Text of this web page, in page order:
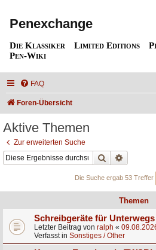
Penexchange
Die Klassiker Limited Editions
Pen-Wiki
FAQ
Foren-Übersicht
Aktive Themen
Zur erweiterten Suche
Suche
Die Suche ergab 53 Treffer
Themen
Schreibgeräte für
Letzter Beitrag von ralph «
Verfasst in Sonstiges / Other